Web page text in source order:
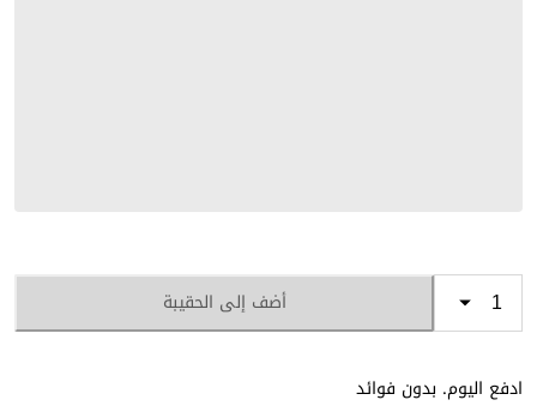
أضف إلى الحقيبة
ادفع اليوم. بدون فوائد